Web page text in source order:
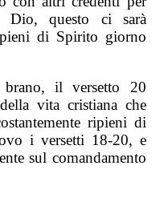
Dio, questo ci sarà
di Spirito giorno
il versetto 20
vita cristiana che
ripieni di
i versetti 18-20, e
sul comandamento